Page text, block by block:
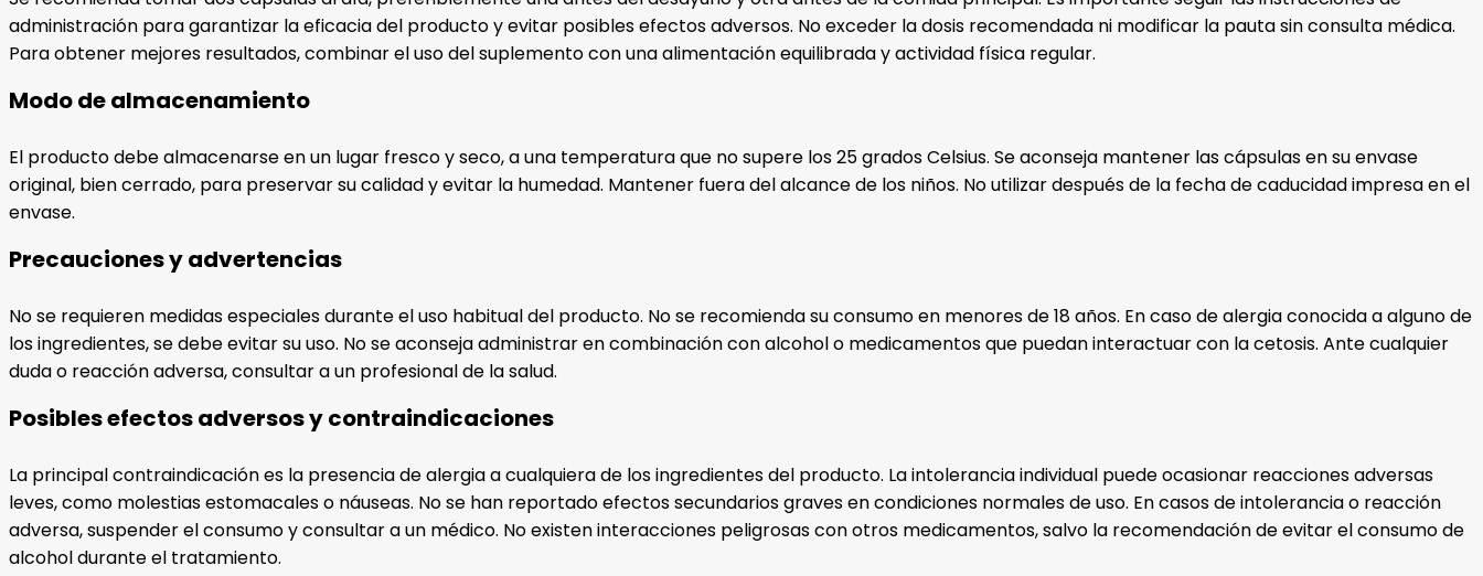
administración para garantizar la eficacia del producto y evitar posibles efectos adversos. No exceder la dosis recomendada ni modificar la pauta sin consulta médica.
Para obtener mejores resultados, combinar el uso del suplemento con una alimentación equilibrada y actividad física regular.
Modo de almacenamiento
El producto debe almacenarse en un lugar fresco y seco, a una temperatura que no supere los 25 grados Celsius. Se aconseja mantener las cápsulas en su envase
original, bien cerrado, para preservar su calidad y evitar la humedad. Mantener fuera del alcance de los niños. No utilizar después de la fecha de caducidad impresa en el
envase.
Precauciones y advertencias
No se requieren medidas especiales durante el uso habitual del producto. No se recomienda su consumo en menores de 18 años. En caso de alergia conocida a alguno de
los ingredientes, se debe evitar su uso. No se aconseja administrar en combinación con alcohol o medicamentos que puedan interactuar con la cetosis. Ante cualquier
duda o reacción adversa, consultar a un profesional de la salud.
Posibles efectos adversos y contraindicaciones
La principal contraindicación es la presencia de alergia a cualquiera de los ingredientes del producto. La intolerancia individual puede ocasionar reacciones adversas
leves, como molestias estomacales o náuseas. No se han reportado efectos secundarios graves en condiciones normales de uso. En casos de intolerancia o reacción
adversa, suspender el consumo y consultar a un médico. No existen interacciones peligrosas con otros medicamentos, salvo la recomendación de evitar el consumo de
alcohol durante el tratamiento.